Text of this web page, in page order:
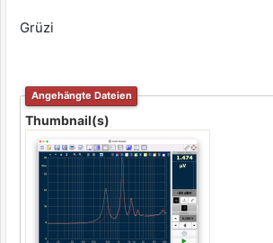
Grüzi
Angehängte Dateien
Thumbnail(s)